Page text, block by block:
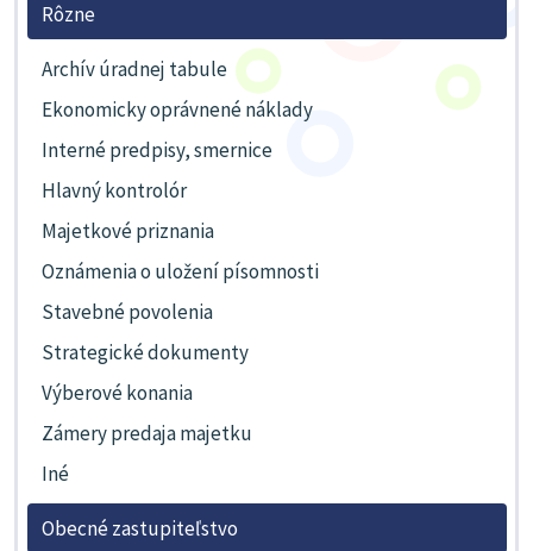
Rôzne
Archív úradnej tabule
Ekonomicky oprávnené náklady
Interné predpisy, smernice
Hlavný kontrolór
Majetkové priznania
Oznámenia o uložení písomnosti
Stavebné povolenia
Strategické dokumenty
Výberové konania
Zámery predaja majetku
Iné
Obecné zastupiteľstvo